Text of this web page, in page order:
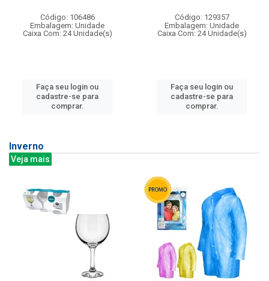
Código: 106486
Embalagem: Unidade
Caixa Com: 24 Unidade(s)
Faça seu login ou
cadastre-se para
comprar.
Código: 129357
Embalagem: Unidade
Caixa Com: 24 Unidade(s)
Faça seu login ou
cadastre-se para
comprar.
Inverno
Veja mais